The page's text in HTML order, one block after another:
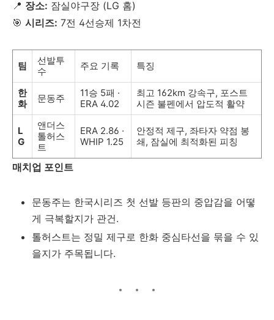
📍 장소: 잠실야구장 (LG 홈)
🎯 시리즈: 7전 4선승제 1차전
팀
선발투
수
주요 기록 특징
한
화
문동주
11승 5패 ·
ERA 4.02
최고 162km 강속구, 포스트
시즌 불펜에서 압도적 활약
L
G
앤더스
톨허스
트
ERA 2.86 ·
WHIP 1.25
안정적 제구, 좌타자 약점 봉
쇄, 잠실에 최적화된 피칭
매치업 포인트
문동주는 한국시리즈 첫 선발 등판의 중압감을 어떻
게 극복할지가 관건.
톨허스트는 정밀 제구로 한화 중심타선을 묶을 수 있
을지가 주목됩니다.